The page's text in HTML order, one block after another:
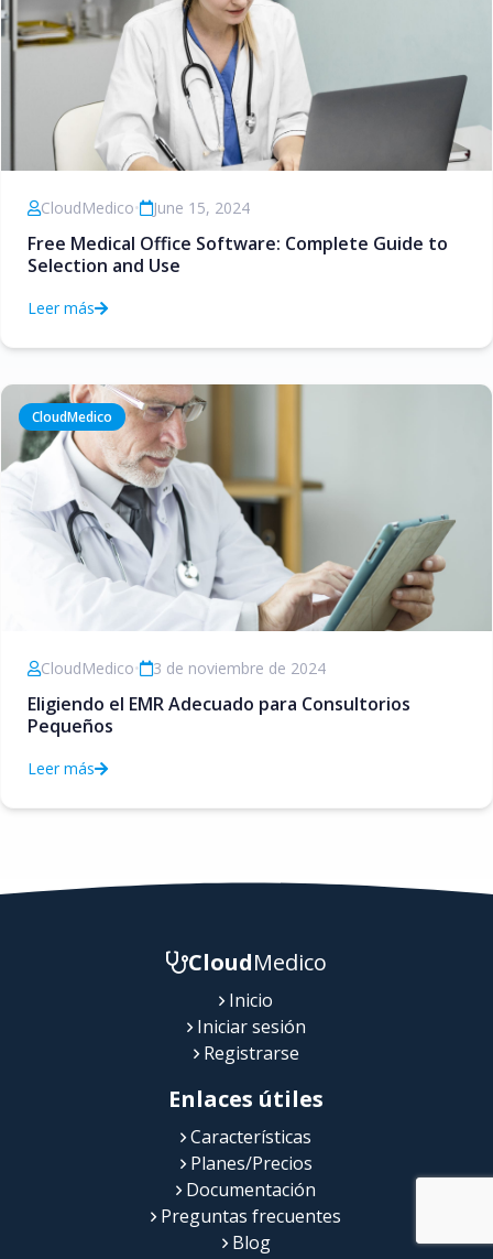
CloudMedico• June 15, 2024
Free Medical Office Software: Complete Guide to
Selection and Use
Leer más
CloudMedico
CloudMedico• 3 de noviembre de 2024
Eligiendo el EMR Adecuado para Consultorios
Pequeños
Leer más
CloudMedico
Inicio
Iniciar sesión
Registrarse
Enlaces útiles
Características
Planes/Precios
Documentación
Preguntas frecuentes
Blog